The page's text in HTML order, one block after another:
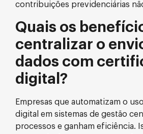
contribuições previdenciárias
Quais os
centralizar o
dados com
digital?
Empresas que automatizam o
digital em sistemas de gestão
processos e ganham eficiência.